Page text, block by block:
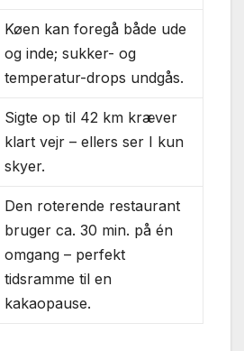
Køen kan foregå både ude
og inde; sukker- og
temperatur-drops undgås.
Sigte op til 42 km kræver
klart vejr – ellers ser I kun
skyer.
Den roterende restaurant
bruger ca. 30 min. på én
omgang – perfekt
tidsramme til en
kakaopause.